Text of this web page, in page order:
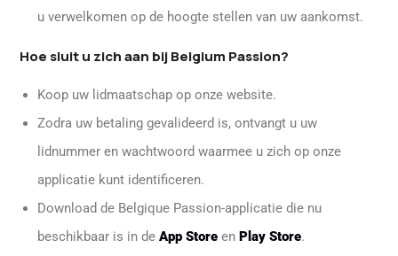
u verwelkomen op de hoogte stellen van uw aankomst.
Hoe sluit u zich aan bij Belgium Passion?
Koop uw lidmaatschap op onze website.
Zodra uw betaling gevalideerd is, ontvangt u uw
lidnummer en wachtwoord waarmee u zich op onze
applicatie kunt identificeren.
Download de Belgique Passion-applicatie die nu
beschikbaar is in de App Store en Play Store.